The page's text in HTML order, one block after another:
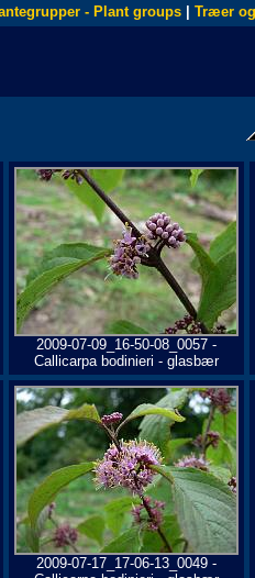
- Plant groups Træer
2009-07-09_16-50-08_0057 -
Callicarpa bodinieri - glasbær
2009-07-17_17-06-13_0049 -